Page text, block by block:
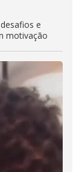
e
motivação